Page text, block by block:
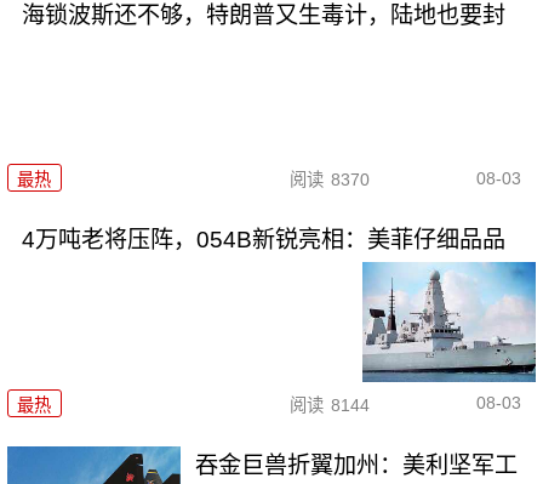
海锁波斯还不够，特朗普又生毒计，陆地也要封
最热 阅读 8370 08-03
4万吨老将压阵，054B新锐亮相：美菲仔细品品
最热 阅读 8144 08-03
吞金巨兽折翼加州：美利坚军工